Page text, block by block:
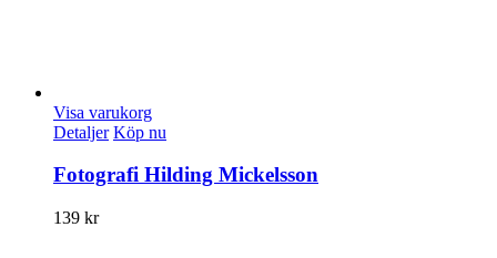
Visa varukorg
Detaljer Köp nu
Fotografi Hilding Mickelsson
139 kr